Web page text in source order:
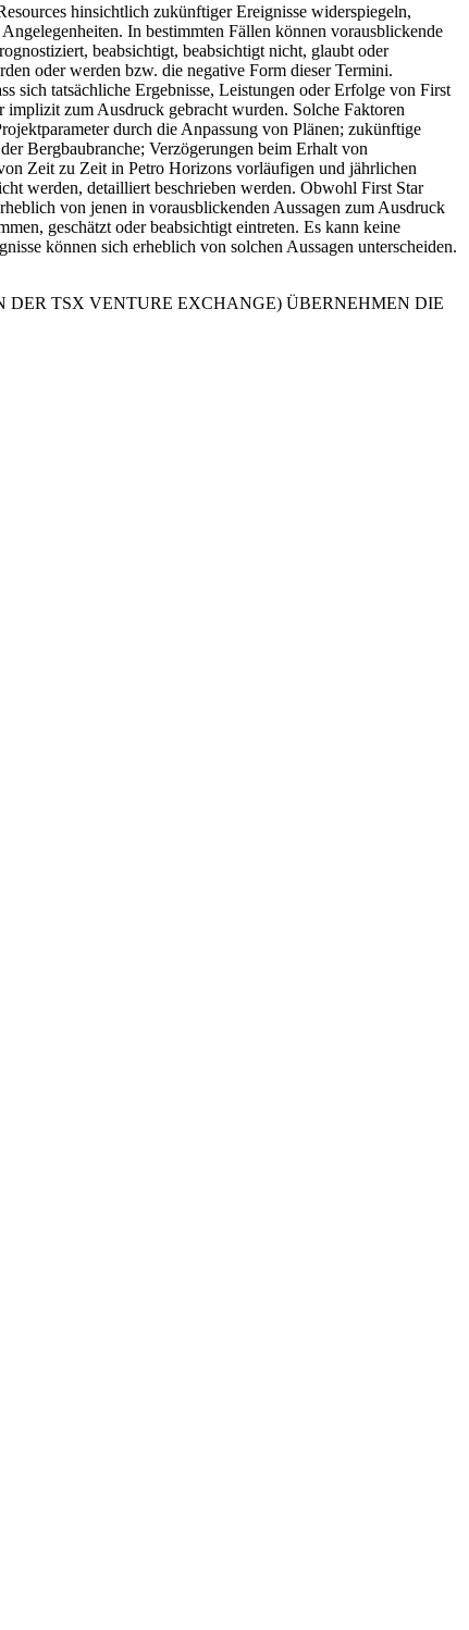
hinsichtlich zukünftiger Ereignisse widerspiegeln,
In bestimmten Fällen können vorausblickende
beabsichtigt, beabsichtigt nicht, glaubt oder
oder werden bzw. die negative Form dieser Termini.
sich tatsächliche Ergebnisse, Leistungen oder Erfolge von First
implizit zum Ausdruck gebracht wurden. Solche Faktoren
durch die Anpassung von Plänen; zukünftige
Bergbaubranche; Verzögerungen beim Erhalt von
Zeit zu Zeit in Petro Horizons vorläufigen und jährlichen
werden, detailliert beschrieben werden. Obwohl First Star
von jenen in vorausblickenden Aussagen zum Ausdruck
geschätzt oder beabsichtigt eintreten. Es kann keine
können sich erheblich von solchen Aussagen unterscheiden.
TSX VENTURE EXCHANGE) ÜBERNEHMEN DIE